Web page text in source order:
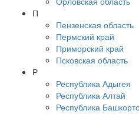
П
Пензенская область
Пермский край
Приморский край
Псковская область
Р
Республика Адыгея
Республика Алтай
Республика